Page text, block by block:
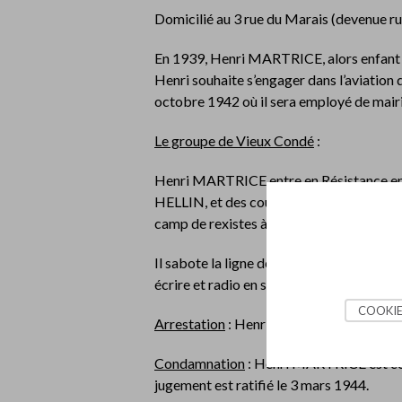
Domicilié au 3 rue du Marais (devenue
En 1939, Henri MARTRICE, alors
Henri souhaite s’engager dans
octobre 1942 où il sera employé de
Le groupe de Vieux Condé :
Henri MARTRICE entre en Résistance
HELLIN, et des cousins Yvon et
camp de rexistes à Escautpont et
Il sabote la ligne de chemin de fer et
écrire et radio en septembre 1943.
Arrestation : Henri est arrêté à son
Condamnation : Henri MARTRICE est
jugement est ratifié le 3 mars 1944.